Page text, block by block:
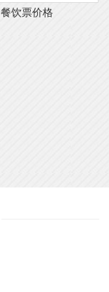
餐饮票价格